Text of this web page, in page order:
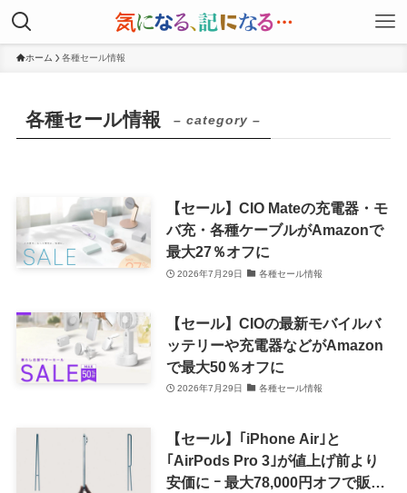
ホーム 各種セール情報
各種セール情報 – category –
【セール】CIO Mateの充電器・モ
バ充・各種ケーブルがAmazonで
最大27％オフに
2026年7月29日 各種セール情報
【セール】CIOの最新モバイルバ
ッテリーや充電器などがAmazon
で最大50％オフに
2026年7月29日 各種セール情報
【セール】｢iPhone Air｣と
｢AirPods Pro 3｣が値上げ前より
安価に ｰ 最大78,000円オフで販売